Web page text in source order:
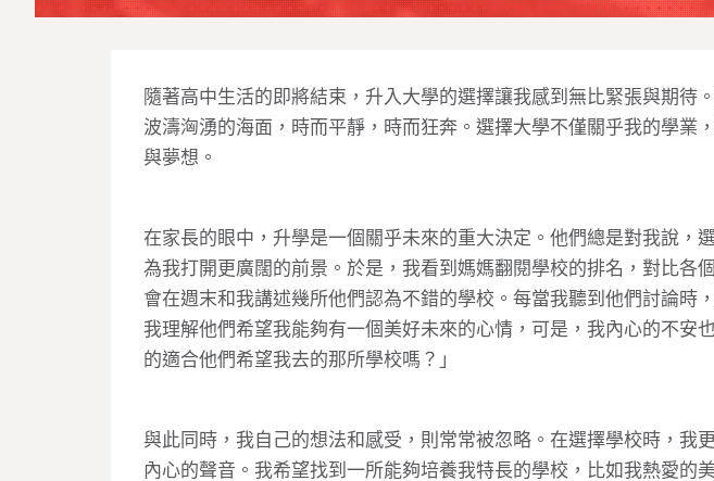
隨著高中生活的即將結束，升入大學的選擇讓我感到無比緊張與期待
波濤洶湧的海面，時而平靜，時而狂奔。選擇大學不僅關乎我的學業
與夢想。
在家長的眼中，升學是一個關乎未來的重大決定。他們總是對我說，
為我打開更廣闊的前景。於是，我看到媽媽翻閱學校的排名，對比各
會在週末和我講述幾所他們認為不錯的學校。每當我聽到他們討論時
我理解他們希望我能夠有一個美好未來的心情，可是，我內心的不安
的適合他們希望我去的那所學校嗎？」
與此同時，我自己的想法和感受，則常常被忽略。在選擇學校時，我
內心的聲音。我希望找到一所能夠培養我特長的學校，比如我熱愛的